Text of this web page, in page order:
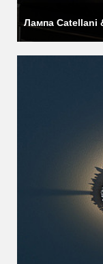
Лампа Catellani